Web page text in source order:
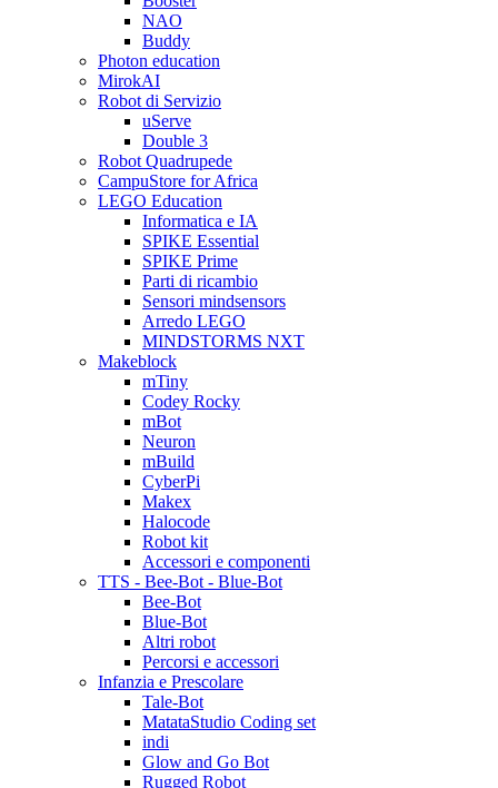
NAO
Buddy
Photon education
MirokAI
Robot di Servizio
uServe
Double 3
Robot Quadrupede
CampuStore for Africa
LEGO Education
Informatica e IA
SPIKE Essential
SPIKE Prime
Parti di ricambio
Sensori mindsensors
Arredo LEGO
MINDSTORMS NXT
Makeblock
mTiny
Codey Rocky
mBot
Neuron
mBuild
CyberPi
Makex
Halocode
Robot kit
Accessori e componenti
TTS - Bee-Bot - Blue-Bot
Bee-Bot
Blue-Bot
Altri robot
Percorsi e accessori
Infanzia e Prescolare
Tale-Bot
MatataStudio Coding set
indi
Glow and Go Bot
Rugged Robot